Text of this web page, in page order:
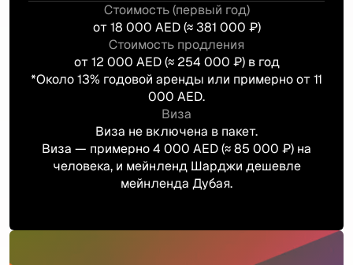
Стоимость (первый год)
от 18 000 AED (≈ 381 000 ₽)
Стоимость продления
от 12 000 AED (≈ 254 000 ₽) в год
*Около 13% годовой аренды или примерно от 11
000 AED.
Виза
Виза не включена в пакет.
Виза — примерно 4 000 AED (≈ 85 000 ₽) на
человека, и мейнленд Шарджи дешевле
мейнленда Дубая.